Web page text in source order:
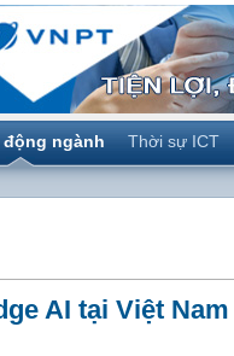
động ngành Thời sự ICT
AI tại Việt Nam